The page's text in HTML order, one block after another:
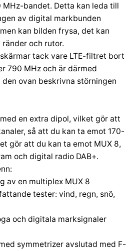
MHz-bandet. Detta kan leda till
av digital markbunden
kan bilden frysa, det kan
och rutor.
tack vare LTE-filtret bort
790 MHz och är därmed
ovan beskrivna störningen
en extra dipol, vilket gör att
så att du kan ta emot 170-
gör att du kan ta emot MUX 8,
och digital radio DAB+.
av en multiplex MUX 8
tester: vind, regn, snö,
och digitala marksignaler
symmetrizer avslutad med F-